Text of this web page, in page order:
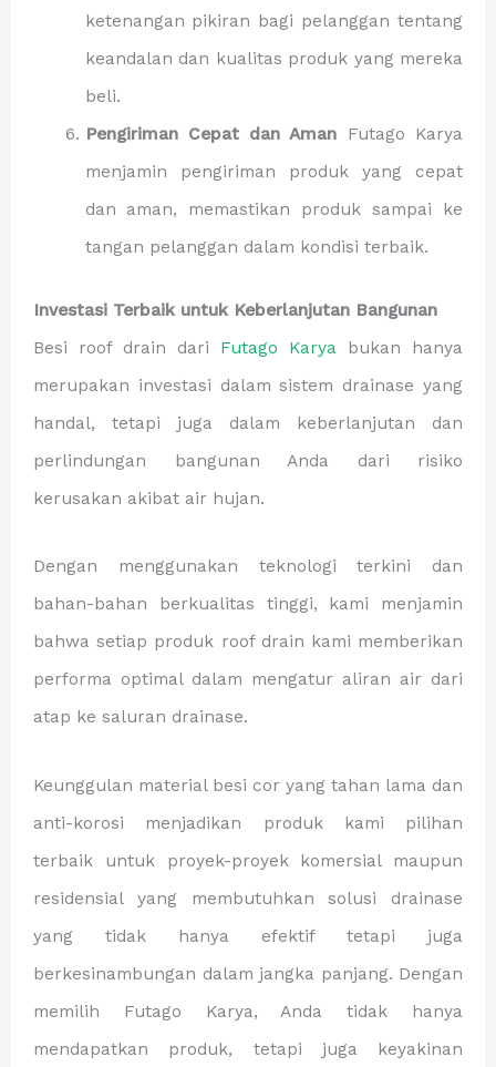
ketenangan pikiran bagi pelanggan tentang
keandalan dan kualitas produk yang mereka
beli.
Pengiriman Cepat dan Aman Futago Karya
menjamin pengiriman produk yang cepat
dan aman, memastikan produk sampai ke
tangan pelanggan dalam kondisi terbaik.
Investasi Terbaik untuk Keberlanjutan Bangunan
Besi roof drain dari Futago Karya bukan hanya
merupakan investasi dalam sistem drainase yang
handal, tetapi juga dalam keberlanjutan dan
perlindungan bangunan Anda dari risiko
kerusakan akibat air hujan.
Dengan menggunakan teknologi terkini dan
bahan-bahan berkualitas tinggi, kami menjamin
bahwa setiap produk roof drain kami memberikan
performa optimal dalam mengatur aliran air dari
atap ke saluran drainase.
Keunggulan material besi cor yang tahan lama dan
anti-korosi menjadikan produk kami pilihan
terbaik untuk proyek-proyek komersial maupun
residensial yang membutuhkan solusi drainase
yang tidak hanya efektif tetapi juga
berkesinambungan dalam jangka panjang. Dengan
memilih Futago Karya, Anda tidak hanya
mendapatkan produk, tetapi juga keyakinan